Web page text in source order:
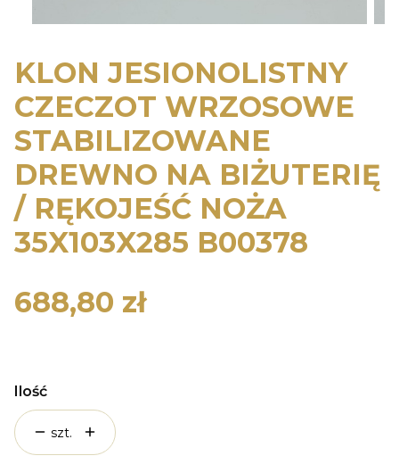
KLON JESIONOLISTNY
CZECZOT WRZOSOWE
STABILIZOWANE
DREWNO NA BIŻUTERIĘ
/ RĘKOJEŚĆ NOŻA
35X103X285 B00378
Cena
688,80 zł
Ilość
szt.